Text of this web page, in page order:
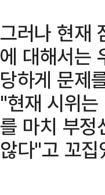
그러나 현재
에 대해서는
당하게 문제
"현재 시위
를 마치 부정
않다"고 꼬집